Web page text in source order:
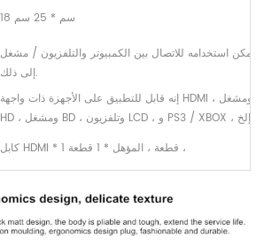
18 سم * 25 سم
يمكن استخدامه للاتصال بين الكمبيوتر والتلفزيون / مشغل Blu-way وما
إلى ذلك.
إنه قابل للتطبيق على الأجهزة ذات واجهة HDMI ، مثل الكمبيوتر ، ومشغل
كابل HDMI * 1 قطعة ، المؤهل * 1 قطعة ،